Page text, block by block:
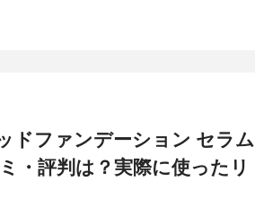
ドファンデーション セラム
・評判は？実際に使ったリ